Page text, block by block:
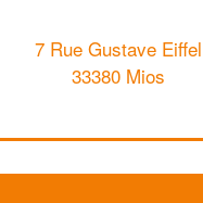
7 Rue Gustave Eiffel
33380 Mios